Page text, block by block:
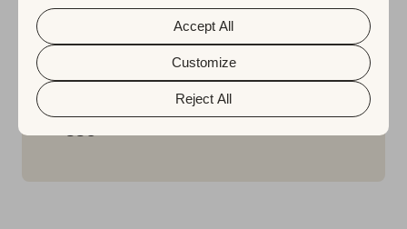
about the protection of your personal data and the
different cookies we use, please read our
&Privacy Policy. You can customize your cookie settings
and preferences by clicking the “Customize” button.
Reject All
Customize
Accept All
チーム用ワークスペース
コンサルティングサービスへのアクセス
専任のアカウントマネージャー